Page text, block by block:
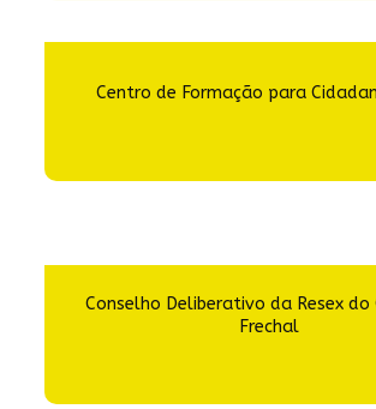
Centro de Formação para
Conselho Deliberativo da Resex do
Frechal